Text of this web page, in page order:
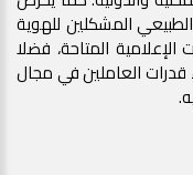
المشكلين للهوية
المتاحة، فضلا
العاملين في مجال